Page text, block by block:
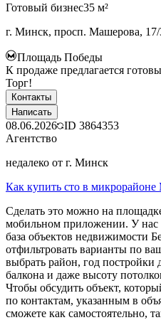
Готовый бизнес35 м²
г. Минск, просп. Машерова,
Площадь Победы
К продаже предлагается
Торг!
Контакты
Написать
08.06.2026 ID 3864353
Агентство
недалеко от г. Минск
Как купить сто в
Сделать это можно на
мобильном приложении. У нас
база объектов недвижимости
отфильтровать варианты по
выбрать район, год постройки
балкона и даже высоту
Чтобы обсудить объект,
по контактам, указанным в
сможете как самостоятельно,